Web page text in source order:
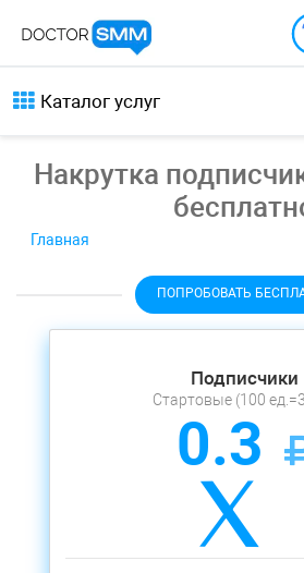
Каталог услуг
Накрутка
Главная
ПОПРОБОВАТЬ
Подписчики
Стартовые (100
0.3